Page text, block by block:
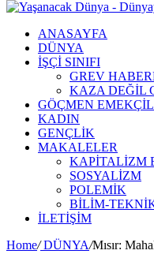
ANASAYFA
DÜNYA
İŞÇİ SINIFI
GREV
KAZA DEĞİL
GÖÇMEN
KADIN
GENÇLİK
MAKALELER
KAPİTALİZM
SOSYALİZM
POLEMİK
BİLİM-
ILETIŞIM
Home/DÜNYA/Mısır: